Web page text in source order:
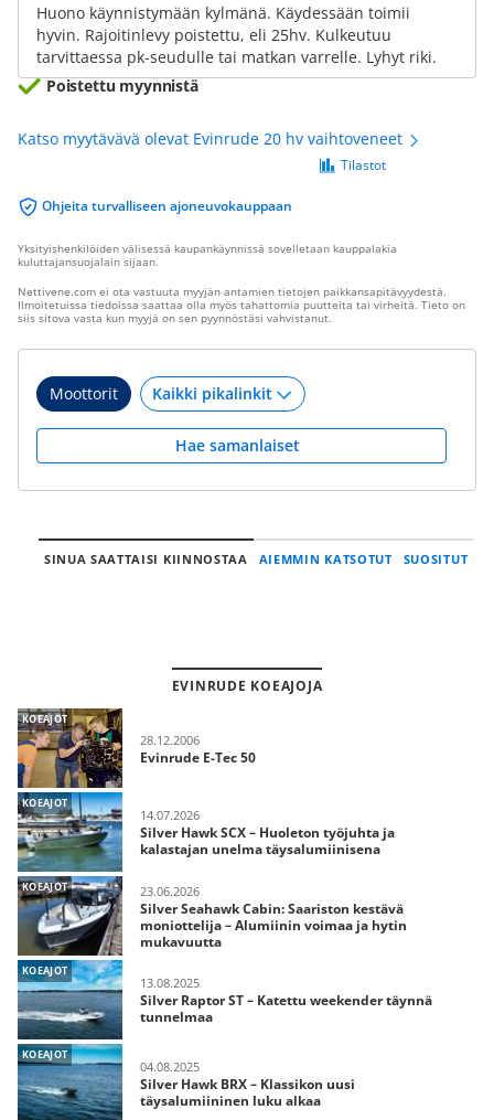
Huono käynnistymään kylmänä. Käydessään toimii
hyvin. Rajoitinlevy poistettu, eli 25hv. Kulkeutuu
tarvittaessa pk-seudulle tai matkan varrelle. Lyhyt riki.
Poistettu myynnistä
Katso myytävävä olevat Evinrude 20 hv vaihtoveneet
Ohjeita turvalliseen ajoneuvokauppaan
Tilastot
Yksityishenkilöiden välisessä kaupankäynnissä sovelletaan kauppalakia
kuluttajansuojalain sijaan.
Nettivene.com ei ota vastuuta myyjän antamien tietojen paikkansapitävyydestä.
Ilmoitetuissa tiedoissa saattaa olla myös tahattomia puutteita tai virheitä. Tieto on
siis sitova vasta kun myyjä on sen pyynnöstäsi vahvistanut.
Moottorit
Hae samanlaiset
SINUA SAATTAISI KIINNOSTAA AIEMMIN KATSOTUT SUOSITUT
EVINRUDE KOEAJOJA
KOEAJOT
28.12.2006
Evinrude E-Tec 50
KOEAJOT
14.07.2026
Silver Hawk SCX – Huoleton työjuhta ja
kalastajan unelma täysalumiinisena
KOEAJOT 23.06.2026
Silver Seahawk Cabin: Saariston kestävä
moniottelija – Alumiinin voimaa ja hytin
mukavuutta
KOEAJOT
13.08.2025
Silver Raptor ST – Katettu weekender täynnä
tunnelmaa
KOEAJOT
04.08.2025
Silver Hawk BRX – Klassikon uusi
täysalumiininen luku alkaa